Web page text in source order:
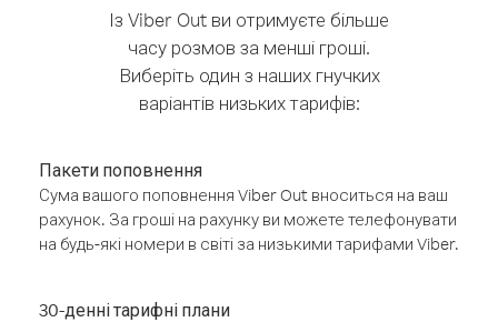
Із Viber Out ви отримуєте більше
часу розмов за менші гроші.
Виберіть один з наших гнучких
варіантів низьких тарифів:
Пакети поповнення
Сума вашого поповнення Viber Out вноситься на ваш
рахунок. За гроші на рахунку ви можете телефонувати
на будь-які номери в світі за низькими тарифами Viber.
30-денні тарифні плани